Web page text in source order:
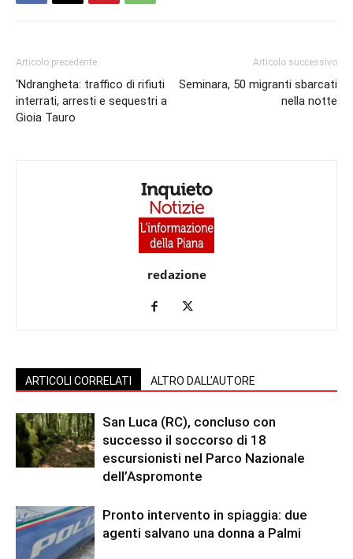
Articolo precedente
‘Ndrangheta: traffico di rifiuti
interrati, arresti e sequestri a
Gioia Tauro
Articolo successivo
Seminara, 50 migranti sbarcati
nella notte
redazione
ARTICOLI CORRELATI ALTRO DALL'AUTORE
San Luca (RC), concluso con
successo il soccorso di 18
escursionisti nel Parco Nazionale
dell’Aspromonte
Pronto intervento in spiaggia: due
agenti salvano una donna a Palmi